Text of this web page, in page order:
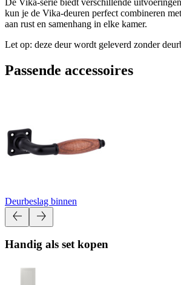
kun je de Vika-deuren perfect combineren
aan rust en samenhang in elke kamer.
Let op: deze deur wordt geleverd zonder
Passende accessoires
Deurbeslag binnen
Handig als set kopen